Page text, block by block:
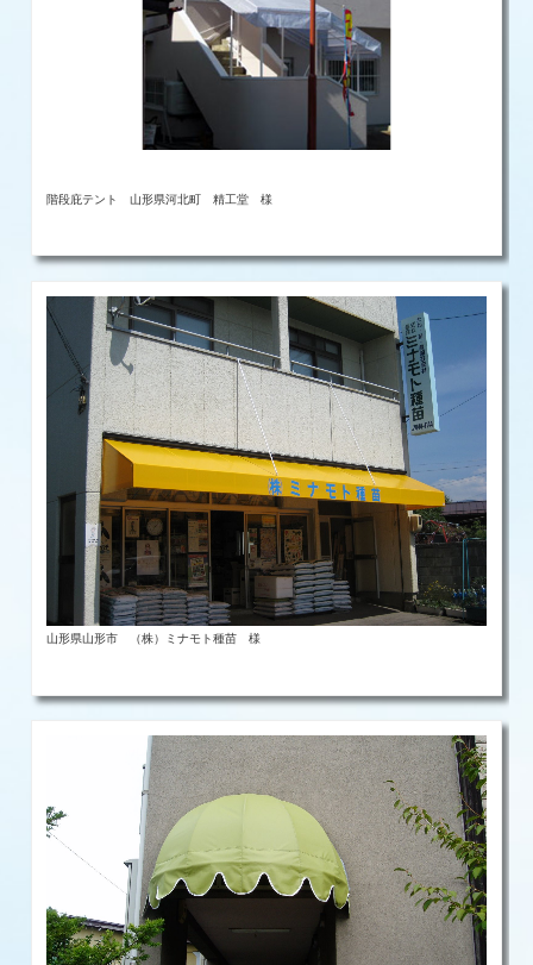
階段庇テント 山形県河北町 精工堂 様
山形県山形市 （株）ミナモト種苗 様